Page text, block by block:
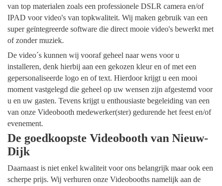
van top materialen zoals een professionele DSLR camera en/of
IPAD voor video's van topkwaliteit. Wij maken gebruik van een
super geïntegreerde software die direct mooie video's bewerkt met
of zonder muziek.
De video´s kunnen wij vooraf geheel naar wens voor u
installeren, denk hierbij aan een gekozen kleur en of met een
gepersonaliseerde logo en of text. Hierdoor krijgt u een mooi
moment vastgelegd die geheel op uw wensen zijn afgestemd voor
u en uw gasten. Tevens krijgt u enthousiaste begeleiding van een
van onze Videobooth medewerker(ster) gedurende het feest en/of
evenement.
De goedkoopste Videobooth van Nieuw-
Dijk
Daarnaast is niet enkel kwaliteit voor ons belangrijk maar ook een
scherpe prijs. Wij verhuren onze Videobooths namelijk aan de